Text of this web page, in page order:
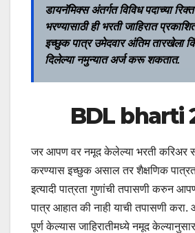
डायनॅमिक्सअंतर्गत विविध पदाच्या
भरण्यासाठी ही भरती जाहिरात
इच्छुक पात्र उमेदवार अंतिम तारखेला
दिलेल्या नमुन्यात अर्ज करू शकतात.
BDL bharti
जर आपण वर नमूद केलेल्या भरती करिअर
करण्यास इच्छुक असाल तर शैक्षणिक
इत्यादी पात्रता गुणांची तपासणी करुन
पात्र आहात की नाही याची तपासणी
पूर्ण केल्यास जाहिरातीमध्ये नमूद